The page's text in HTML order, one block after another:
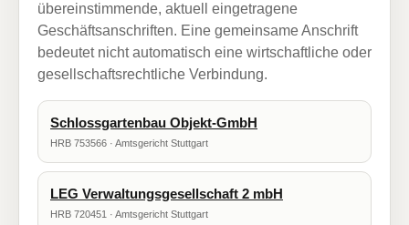
übereinstimmende, aktuell eingetragene
Geschäftsanschriften. Eine gemeinsame Anschrift
bedeutet nicht automatisch eine wirtschaftliche oder
gesellschaftsrechtliche Verbindung.
Schlossgartenbau Objekt-GmbH
HRB 753566 · Amtsgericht Stuttgart
LEG Verwaltungsgesellschaft 2 mbH
HRB 720451 · Amtsgericht Stuttgart